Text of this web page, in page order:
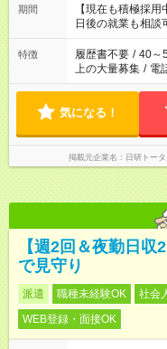
たくない」 など、ご
の方へ 今ご覧の
の勤務時間。 合
期間
【現在も積極採
日後の就業も相談
特徴 履歴書不要 / 40～
上の大量募集 / 電
気になる！
掲載元企業名 日研トー
【週2回＆夜勤日
で見守り
派遣 職種未経験OK 社会
WEB登録・面接OK